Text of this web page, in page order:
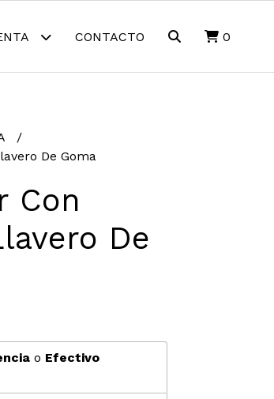
CONTACTO 0
De Goma
Con
De
o Efectivo